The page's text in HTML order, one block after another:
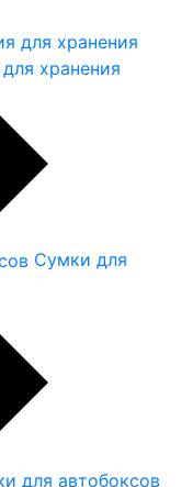
хранения
Сумки для